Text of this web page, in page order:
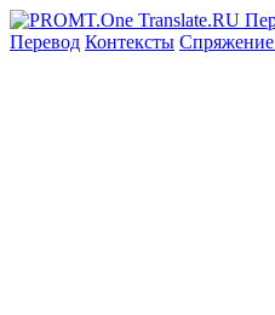
Перевод Контексты Спряжение